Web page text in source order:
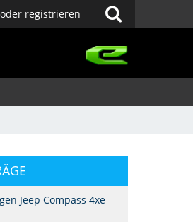
registrieren
Jeep Compass 4xe